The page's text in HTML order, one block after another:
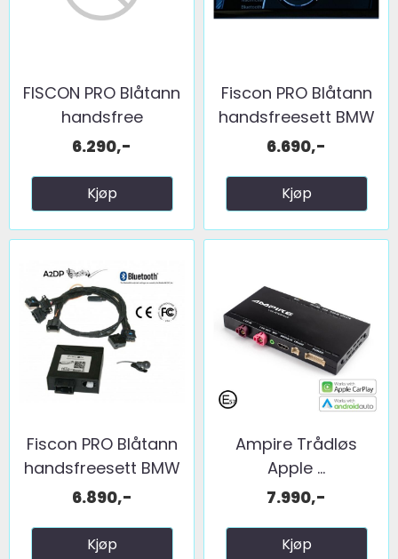
FISCON PRO Blåtann
handsfree
m/koding! ...
6.290,-
Kjøp
Fiscon PRO Blåtann
handsfreesett BMW
...
6.690,-
Kjøp
Fiscon PRO Blåtann
handsfreesett BMW
...
6.890,-
Kjøp
Ampire Trådløs
Apple ...
7.990,-
Kjøp